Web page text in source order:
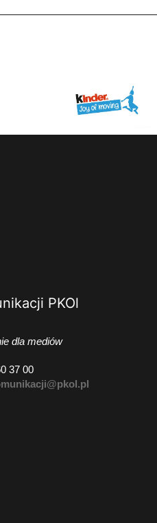
PKOl
dla mediów
37 00